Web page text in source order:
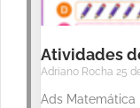
Atividades
Adriano Rocha 25
Ads Matemática